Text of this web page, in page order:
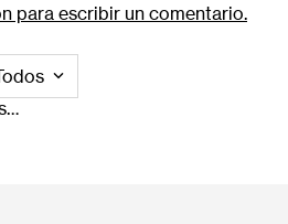
para escribir un comentario.